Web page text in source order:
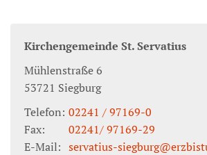
Kirchengemeinde St. Servatius
Mühlenstraße 6
53721 Siegburg
Telefon: 02241 / 97169-0
Fax:
02241/ 97169-29
E-Mail: servatius-